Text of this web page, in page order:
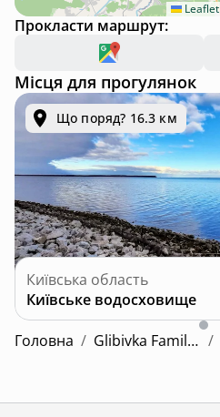
Leaflet
Прокласти маршрут:
Місця для прогулянок
Що поряд? 16.3 км
Київська область
Київське водосховище
Головна / Glibivka Family park /